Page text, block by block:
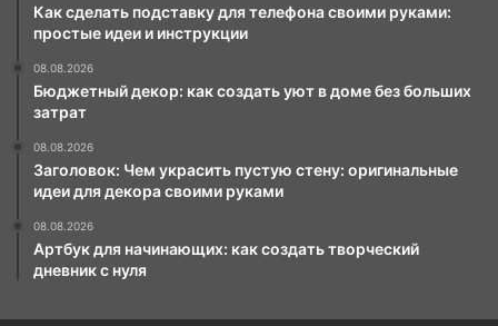
Как сделать подставку для телефона своими руками:
простые идеи и инструкции
08.08.2026
Бюджетный декор: как создать уют в доме без больших
затрат
08.08.2026
Заголовок: Чем украсить пустую стену: оригинальные
идеи для декора своими руками
08.08.2026
Артбук для начинающих: как создать творческий
дневник с нуля